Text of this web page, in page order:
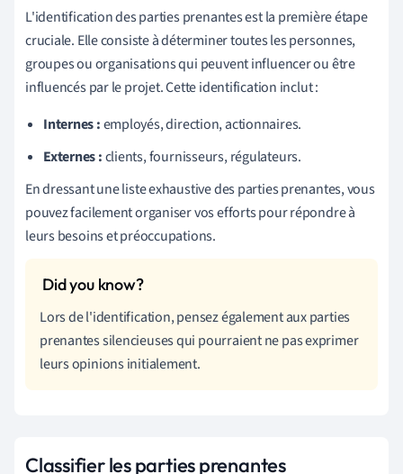
L'identification des parties prenantes est la première étape
cruciale. Elle consiste à déterminer toutes les personnes,
groupes ou organisations qui peuvent influencer ou être
influencés par le projet. Cette identification inclut :
Internes :employés, direction, actionnaires.
Externes :clients, fournisseurs, régulateurs.
En dressant une liste exhaustive des parties prenantes, vous
pouvez facilement organiser vos efforts pour répondre à
leurs besoins et préoccupations.
Lors de l'identification, pensez également aux parties
prenantes silencieuses qui pourraient ne pas exprimer
leurs opinions initialement.
Classifier les parties prenantes